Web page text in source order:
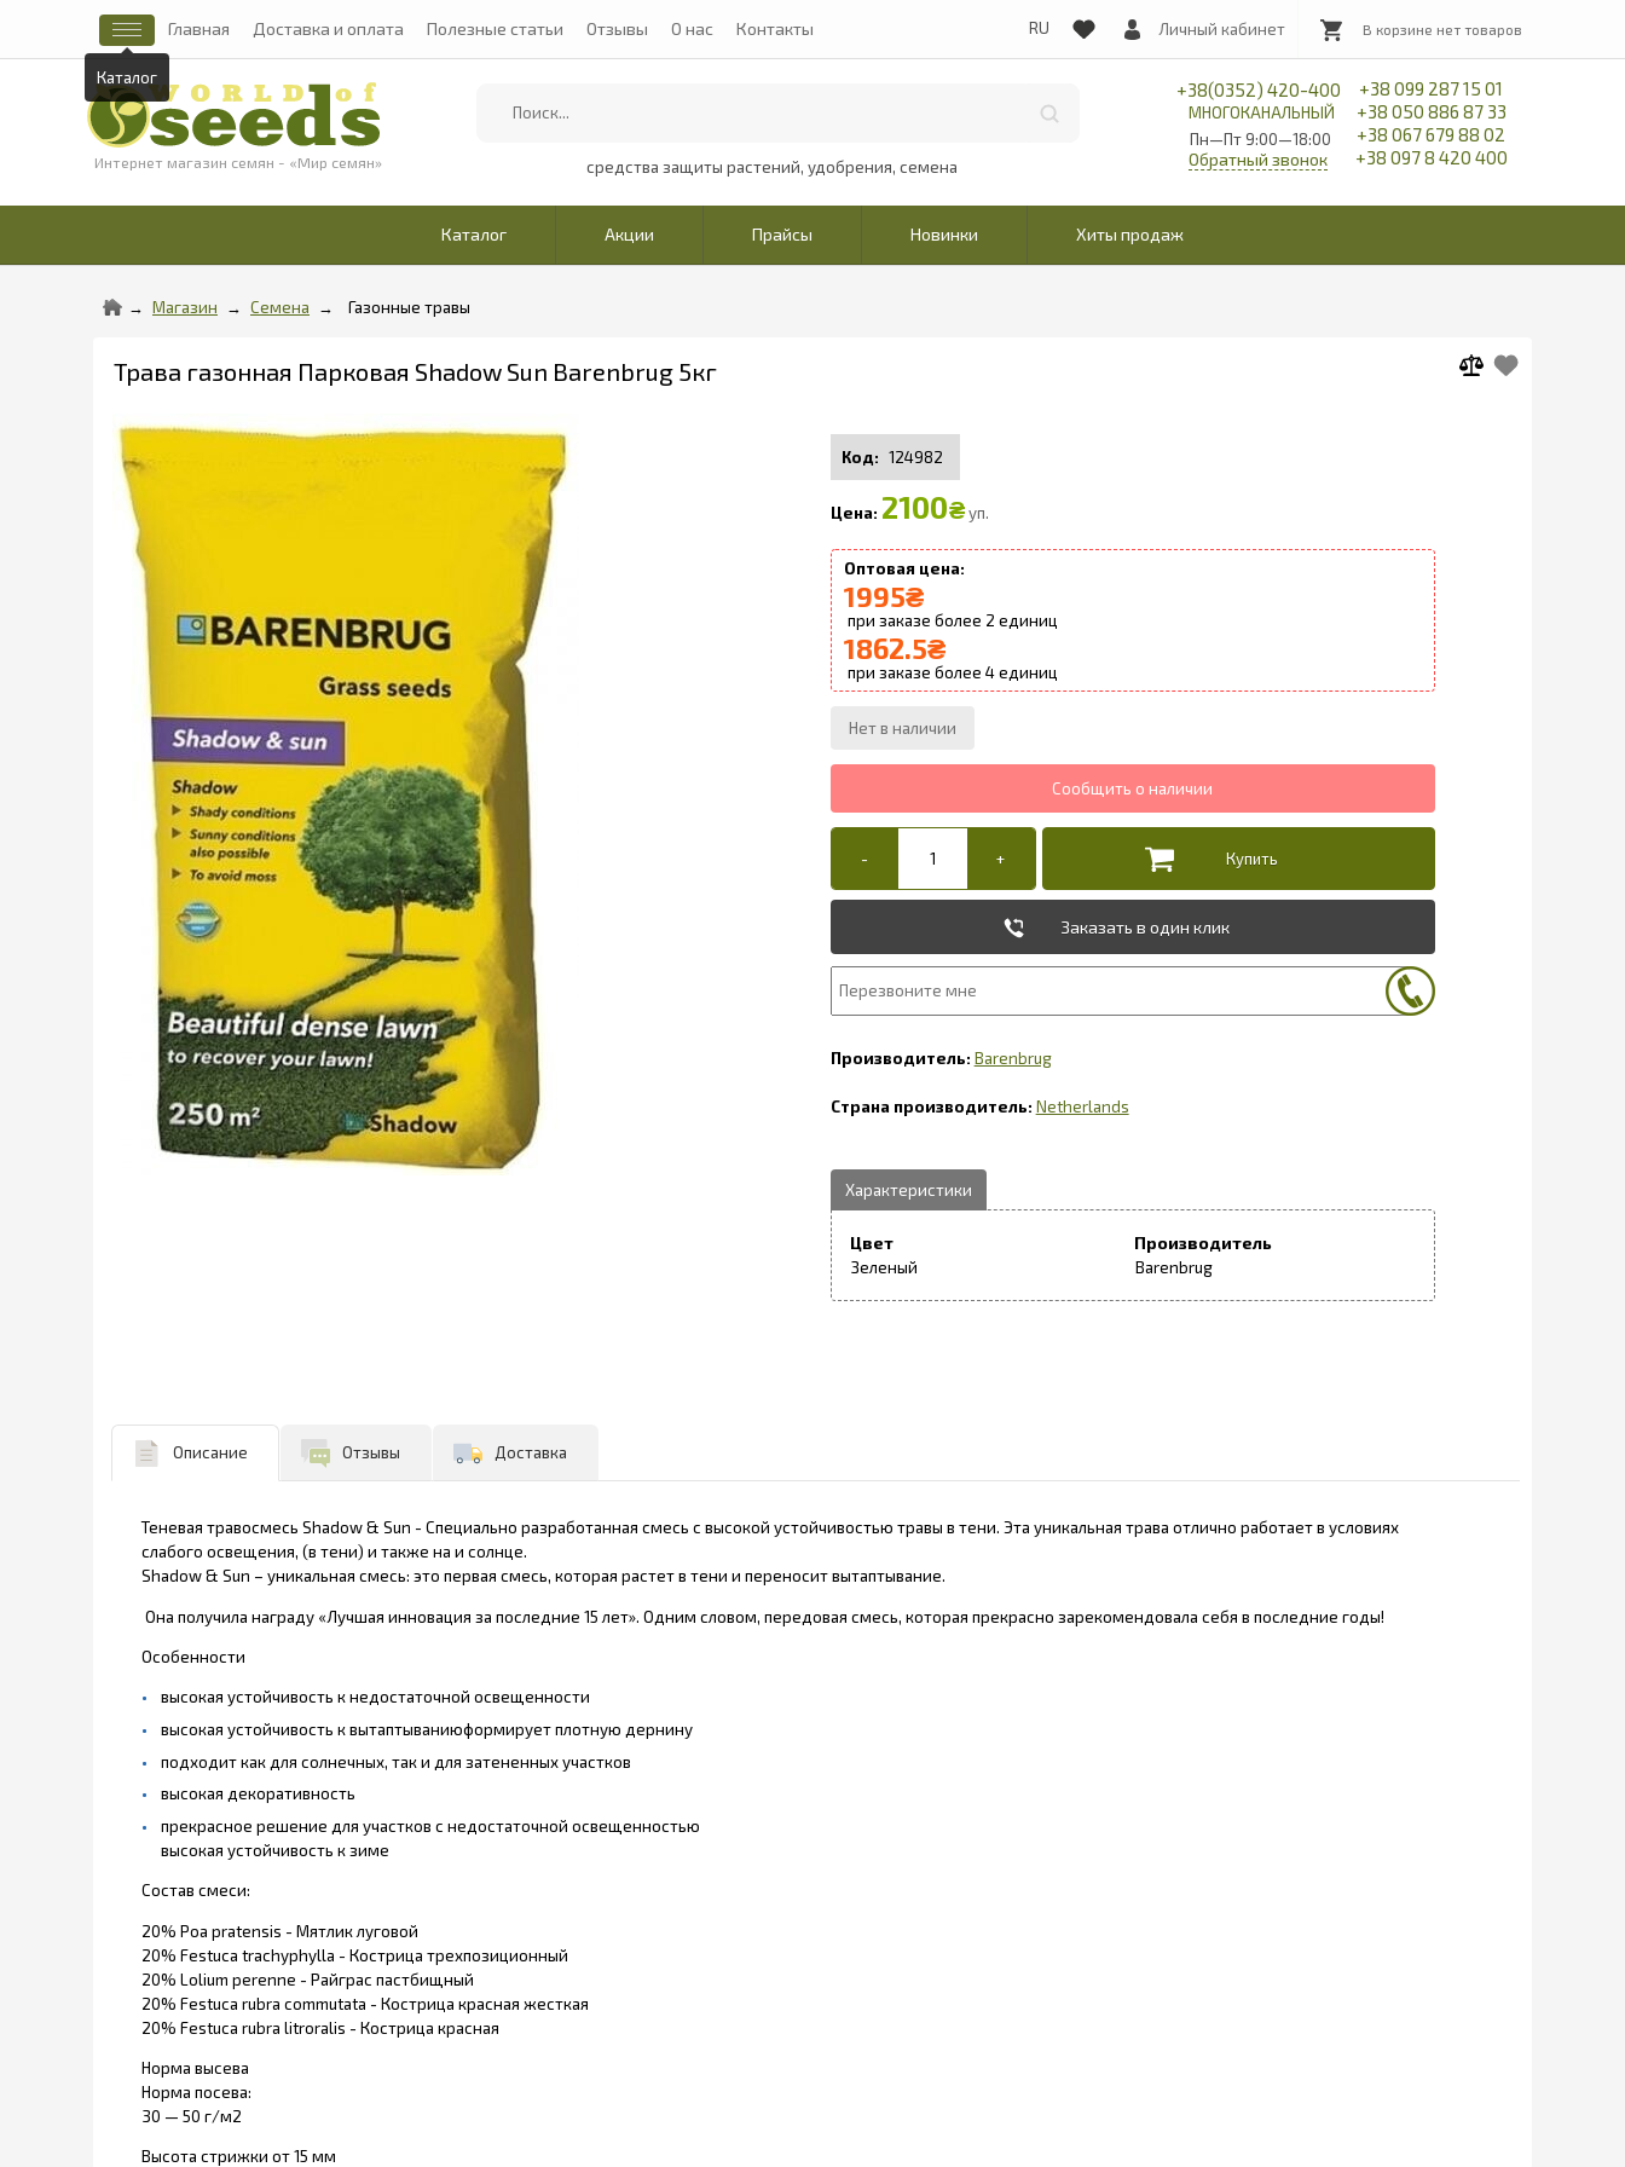
Каталог
Главная Доставка и оплата Полезные статьи Отзывы О нас Контакты Личный кабинет
Интернет магазин семян - «Мир семян» средства защиты растений, удобрения, семена
+38(0352) 420-400
МНОГОКАНАЛЬНЫЙ
Пн—Пт 9:00—18:00
+38 099 287 15 01
+38 050 886 87 33
+38 067 679 88 02
+38 097 8 420 400
Обратный звонок
Каталог Акции Прайсы Новинки Хиты продаж
Магазин Семена Газонные травы
Трава газонная Парковая Shadow Sun Barenbrug 5кг
124982
2100₴ уп.
1995₴
2
1862.5₴
4
Заказать в один клик
Barenbrug
Netherlands
Цвет
Зеленый
Производитель
Barenbrug
Описание Отзывы Доставка
Теневая травосмесь Shadow & Sun - Специально разработанная смесь с высокой устойчивостью травы в тени. Эта уникальная трава отлично работает в условиях
слабого освещения, (в тени) и также на и солнце.
Shadow & Sun – уникальная смесь: это первая смесь, которая растет в тени и переносит вытаптывание.
Она получила награду «Лучшая инновация за последние 15 лет». Одним словом, передовая смесь, которая прекрасно зарекомендовала себя в последние годы!
Особенности
высокая устойчивость к недостаточной освещенности
высокая устойчивость к вытаптываниюформирует плотную дернину
подходит как для солнечных, так и для затененных участков
высокая декоративность
прекрасное решение для участков с недостаточной освещенностью
высокая устойчивость к зиме
Состав смеси:
20% Poa pratensis - Мятлик луговой
20% Festuca trachyphylla - Кострица трехпозиционный
20% Lolium perenne - Райграс пастбищный
20% Festuca rubra commutata - Кострица красная жесткая
20% Festuca rubra litroralis - Кострица красная
Норма высева
Норма посева:
30 — 50 г/м2
Высота стрижки от 15 мм